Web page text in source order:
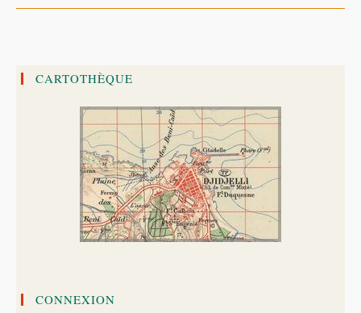
CARTOTHÈQUE
CONNEXION